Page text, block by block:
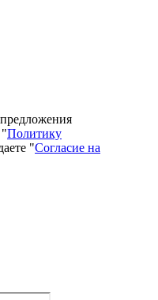
"Политику
"Согласие на